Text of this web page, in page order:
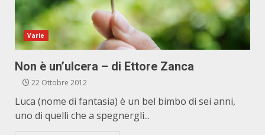
Varie
Non è un’ulcera – di Ettore Zanca
22 Ottobre 2012
Luca (nome di fantasia) è un bel bimbo di sei anni,
uno di quelli che a spegnergli...